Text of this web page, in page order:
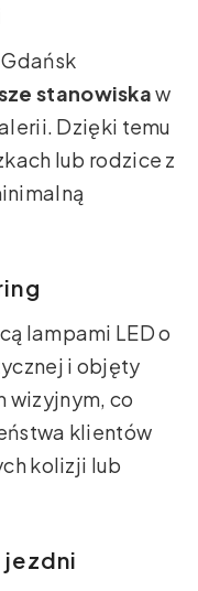
stanowiskaw
Dzięki temu
lub rodzice z
lampami LED o
i objęty
wizyjnym, co
klientów
kolizji lub
jezdni